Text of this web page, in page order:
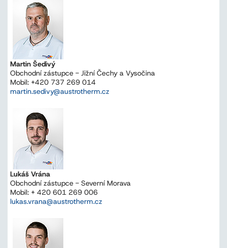
Martin Šedivý
Obchodní zástupce - Jižní Čechy a Vysočina
Mobil: +420 737 269 014
martin.sedivy@austrotherm.cz
Lukáš Vrána
Obchodní zástupce - Severní Morava
Mobil: + 420 601 269 006
lukas.vrana@austrotherm.cz